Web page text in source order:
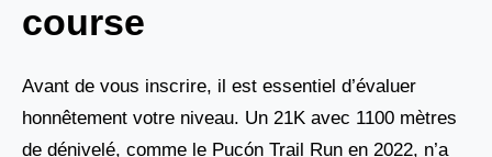
course
Avant de vous inscrire, il est essentiel d’évaluer
honnêtement votre niveau. Un 21K avec 1100 mètres
de dénivelé, comme le Pucón Trail Run en 2022, n’a